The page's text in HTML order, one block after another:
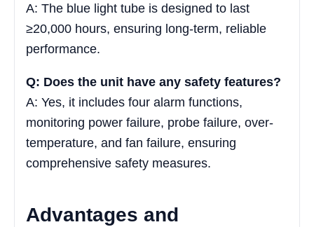
A: The blue light tube is designed to last
≥20,000 hours, ensuring long-term, reliable
performance.
Q: Does the unit have any safety features?
A: Yes, it includes four alarm functions,
monitoring power failure, probe failure, over-
temperature, and fan failure, ensuring
comprehensive safety measures.
Advantages and